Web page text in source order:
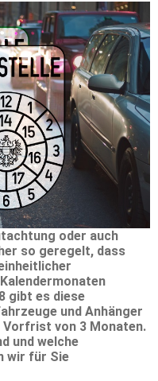
oder auch
so geregelt, dass
gibt es diese
und Anhänger
Vorfrist von 3 Monaten.
und welche
wir für Sie